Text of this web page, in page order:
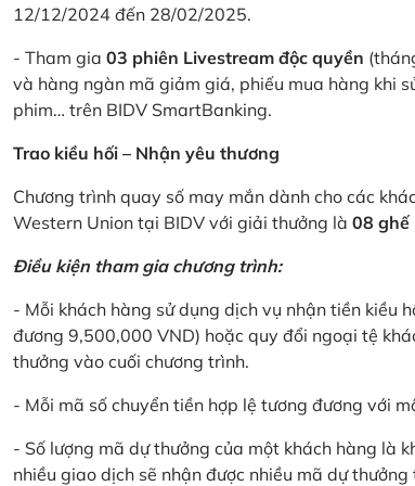
12/12/2024 đến 28/02/2025.
- Tham gia 03 phiên Livestream độc quyền
và hàng ngàn mã giảm giá, phiếu mua hàng khi
phim… trên BIDV SmartBanking.
Trao kiều hối – Nhận yêu thương
Chương trình quay số may mắn dành cho các
Western Union tại BIDV với giải thưởng là 08 ghế
Điều kiện tham gia chương trình:
- Mỗi khách hàng sử dụng dịch vụ nhận tiền kiều
đương 9,500,000 VND) hoặc quy đổi ngoại tệ
thưởng vào cuối chương trình.
- Mỗi mã số chuyển tiền hợp lệ tương đương với
- Số lượng mã dự thưởng của một khách hàng là
nhiều giao dịch sẽ nhận được nhiều mã dự